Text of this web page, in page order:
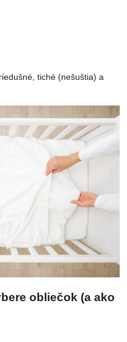
tiché (nešuštia) a
obliečok (a ako